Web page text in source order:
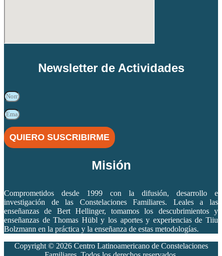
Newsletter de Actividades
QUIERO SUSCRIBIRME
Misión
Comprometidos desde 1999 con la difusión, desarrollo e
investigación de las Constelaciones Familiares. Leales a las
enseñanzas de Bert Hellinger, tomamos los descubrimientos y
enseñanzas de Thomas Hübl y los aportes y experiencias de Tiiu
Bolzmann en la práctica y la enseñanza de estas metodologías.
Copyright © 2026 Centro Latinoamericano de Constelaciones